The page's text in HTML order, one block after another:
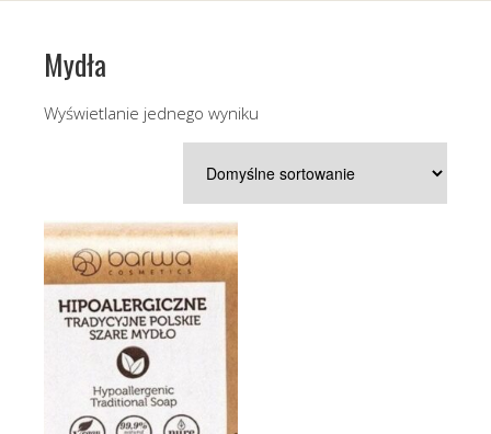
Mydła
Wyświetlanie jednego wyniku